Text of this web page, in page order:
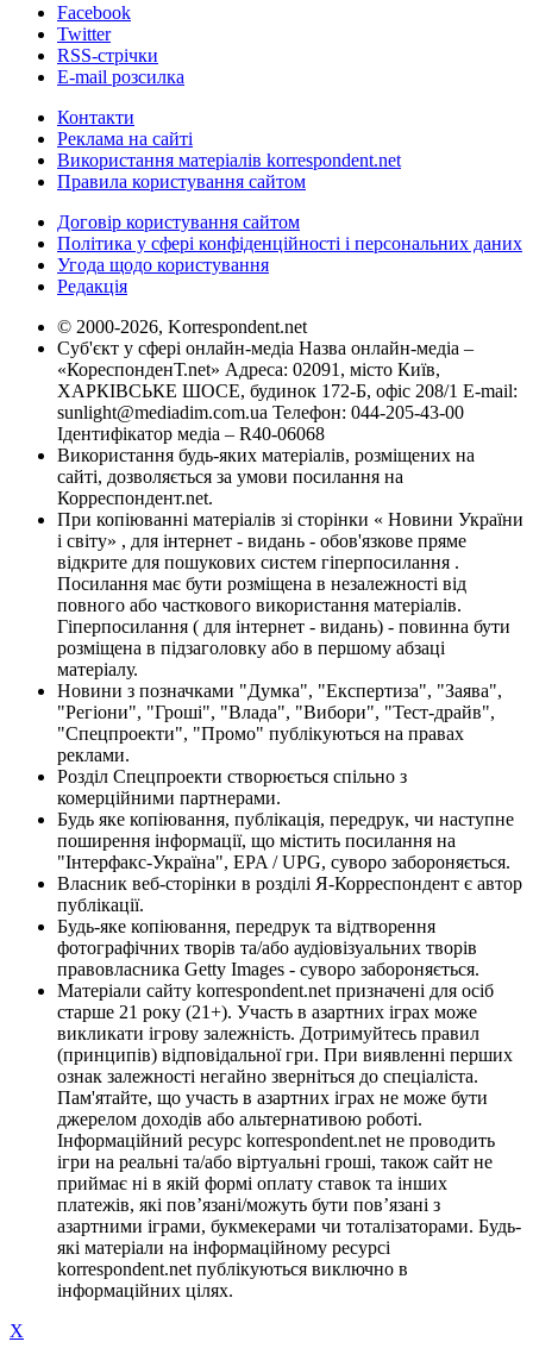
Facebook
Twitter
RSS-стрічки
E-mail розсилка
Контакти
Реклама на сайті
Використання матеріалів korrespondent.net
Правила користування сайтом
Договір користування сайтом
Політика у сфері конфіденційності і персональних даних
Угода щодо користування
Редакція
© 2000-2026, Korrespondent.net
Суб'єкт у сфері онлайн-медіа Назва онлайн-медіа –
«КореспонденТ.net» Адреса: 02091, місто Київ,
ХАРКІВСЬКЕ ШОСЕ, будинок 172-Б, офіс 208/1 E-mail:
sunlight@mediadim.com.ua Телефон: 044-205-43-00
Ідентифікатор медіа – R40-06068
Використання будь-яких матеріалів, розміщених на
сайті, дозволяється за умови посилання на
Корреспондент.net.
При копіюванні матеріалів зі сторінки « Новини України
і світу» , для інтернет - видань - обов'язкове пряме
відкрите для пошукових систем гіперпосилання .
Посилання має бути розміщена в незалежності від
повного або часткового використання матеріалів.
Гіперпосилання ( для інтернет - видань) - повинна бути
розміщена в підзаголовку або в першому абзаці
матеріалу.
Новини з позначками "Думка", "Експертиза", "Заява",
"Регіони", "Гроші", "Влада", "Вибори", "Тест-драйв",
"Спецпроекти", "Промо" публікуються на правах
реклами.
Розділ Спецпроекти створюється спільно з
комерційними партнерами.
Будь яке копіювання, публікація, передрук, чи наступне
поширення інформації, що містить посилання на
"Інтерфакс-Україна", EPA / UPG, суворо забороняється.
Власник веб-сторінки в розділі Я-Корреспондент є автор
публікації.
Будь-яке копіювання, передрук та відтворення
фотографічних творів та/або аудіовізуальних творів
правовласника Getty Images - суворо забороняється.
Матеріали сайту korrespondent.net призначені для осіб
старше 21 року (21+). Участь в азартних іграх може
викликати ігрову залежність. Дотримуйтесь правил
(принципів) відповідальної гри. При виявленні перших
ознак залежності негайно зверніться до спеціаліста.
Пам'ятайте, що участь в азартних іграх не може бути
джерелом доходів або альтернативою роботі.
Інформаційний ресурс korrespondent.net не проводить
ігри на реальні та/або віртуальні гроші, також сайт не
приймає ні в якій формі оплату ставок та інших
платежів, які пов’язані/можуть бути пов’язані з
азартними іграми, букмекерами чи тоталізаторами. Будь-
які матеріали на інформаційному ресурсі
korrespondent.net публікуються виключно в
інформаційних цілях.
X